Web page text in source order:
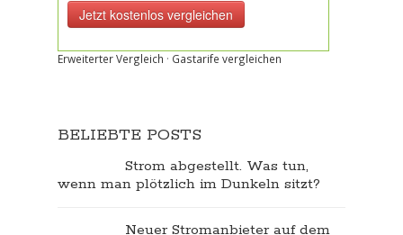
Erweiterter Vergleich · Gastarife vergleichen
BELIEBTE POSTS
Strom abgestellt. Was tun,
wenn man plötzlich im Dunkeln sitzt?
Neuer Stromanbieter auf dem